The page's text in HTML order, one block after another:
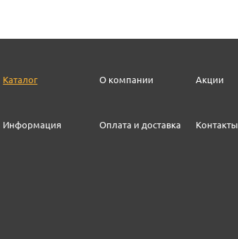
Каталог О компании Акции
Информация Оплата и доставка Контакты